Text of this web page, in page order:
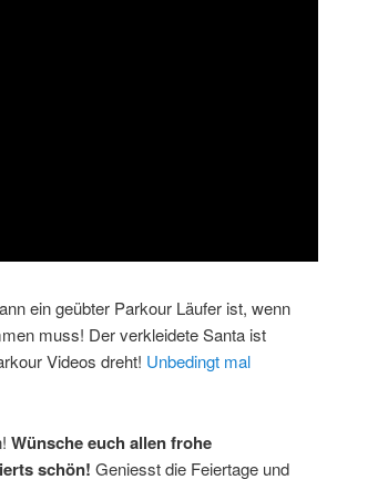
ein geübter Parkour Läufer ist, wenn
muss! Der verkleidete Santa ist
Videos dreht! Unbedingt mal
Wünsche euch allen frohe
schön! Geniesst die Feiertage und